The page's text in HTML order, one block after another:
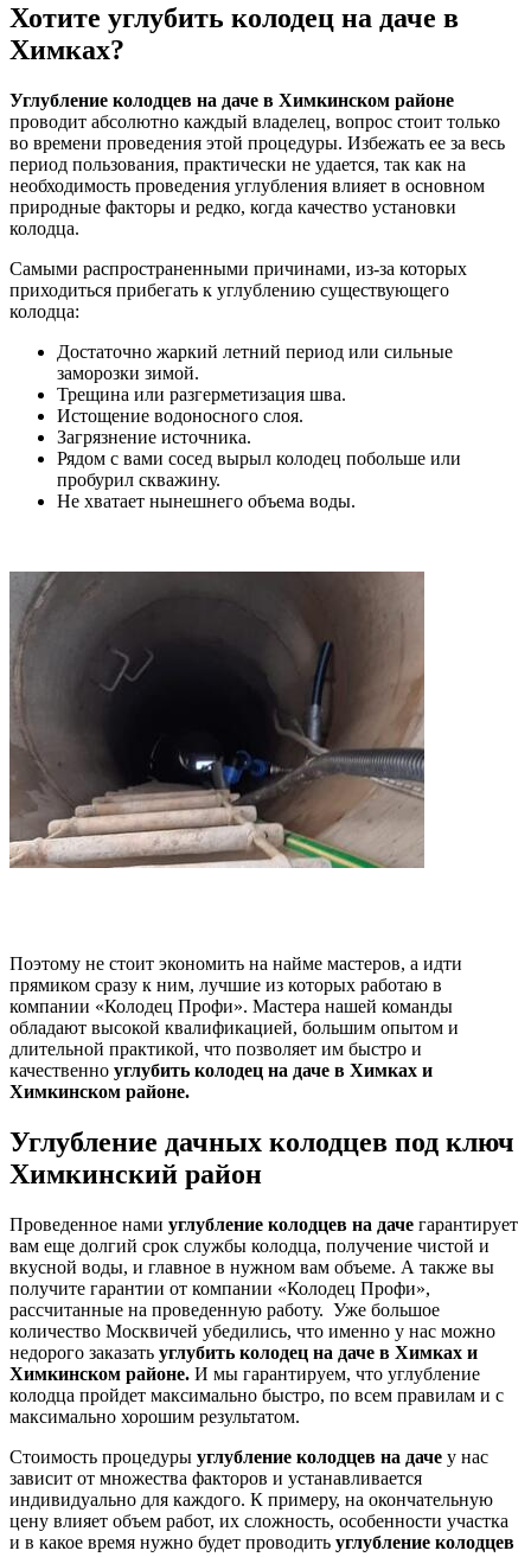
Хотите углубить колодец на даче в
Химках?
Углубление колодцев на даче в Химкинском районе
проводит абсолютно каждый владелец, вопрос стоит только
во времени проведения этой процедуры. Избежать ее за весь
период пользования, практически не удается, так как на
необходимость проведения углубления влияет в основном
природные факторы и редко, когда качество установки
колодца.
Самыми распространенными причинами, из-за которых
приходиться прибегать к углублению существующего
колодца:
Достаточно жаркий летний период или сильные
заморозки зимой.
Трещина или разгерметизация шва.
Истощение водоносного слоя.
Загрязнение источника.
Рядом с вами сосед вырыл колодец побольше или
пробурил скважину.
Не хватает нынешнего объема воды.
Поэтому не стоит экономить на найме мастеров, а идти
прямиком сразу к ним, лучшие из которых работаю в
компании «Колодец Профи». Мастера нашей команды
обладают высокой квалификацией, большим опытом и
длительной практикой, что позволяет им быстро и
качественно углубить колодец на даче в Химках и
Химкинском районе.
Углубление дачных колодцев под ключ
Химкинский район
Проведенное нами углубление колодцев на даче гарантирует
вам еще долгий срок службы колодца, получение чистой и
вкусной воды, и главное в нужном вам объеме. А также вы
получите гарантии от компании «Колодец Профи»,
рассчитанные на проведенную работу. Уже большое
количество Москвичей убедились, что именно у нас можно
недорого заказать углубить колодец на даче в Химках и
Химкинском районе. И мы гарантируем, что углубление
колодца пройдет максимально быстро, по всем правилам и с
максимально хорошим результатом.
Стоимость процедуры углубление колодцев на даче у нас
зависит от множества факторов и устанавливается
индивидуально для каждого. К примеру, на окончательную
цену влияет объем работ, их сложность, особенности участка
и в какое время нужно будет проводить углубление колодцев